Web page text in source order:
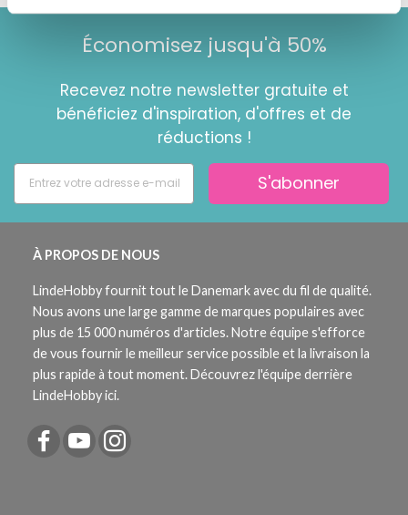
Économisez jusqu'à 50%
Recevez notre newsletter gratuite et
bénéficiez d'inspiration, d'offres et de
réductions !
S'abonner
À PROPOS DE NOUS
LindeHobby fournit tout le Danemark avec du fil de qualité.
Nous avons une large gamme de marques populaires avec
plus de 15 000 numéros d'articles. Notre équipe s'efforce
de vous fournir le meilleur service possible et la livraison la
plus rapide à tout moment. Découvrez l'équipe derrière
LindeHobby ici.